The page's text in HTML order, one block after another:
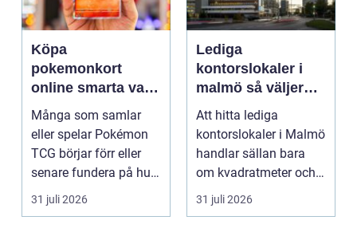
Köpa
pokemonkort
online smarta val
för samlare och
spelare
Många som samlar
eller spelar Pokémon
TCG börjar förr eller
senare fundera på hur
de kan köpa kort p...
31 juli 2026
Lediga
kontorslokaler i
malmö så väljer
företag rätt läge
och lokal
Att hitta lediga
kontorslokaler i Malmö
handlar sällan bara
om kvadratmeter och
hyra. För många före...
31 juli 2026